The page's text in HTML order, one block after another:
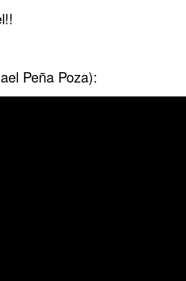
Peña Poza):